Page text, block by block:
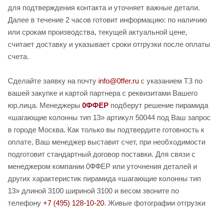
для подтверждения контакта и уточняет важные детали.
Далее в течение 2 часов готовит информацию: по наличию
или срокам производства, текущей актуальной цене,
считает доставку и указывает сроки отгрузки после оплаты
счета.
Сделайте заявку на почту info@0ffer.ru с указанием ТЗ по
вашей закупке и картой партнера с реквизитами Вашего
юр.лица. Менеджеры 0ФФЕР подберут решение пирамида
«шагающие колонны тип 13» артикул 50044 под Ваш запрос
в городе Москва. Как только вы подтвердите готовность к
оплате, Ваш менеджер выставит счет, при необходимости
подготовит стандартный договор поставки. Для связи с
менеджером компании 0ФФЕР или уточнения деталей и
других характеристик пирамида «шагающие колонны тип
13» длиной 3100 шириной 3100 и весом звоните по
телефону +7 (495) 128-10-20. Живые фотографии отгрузки